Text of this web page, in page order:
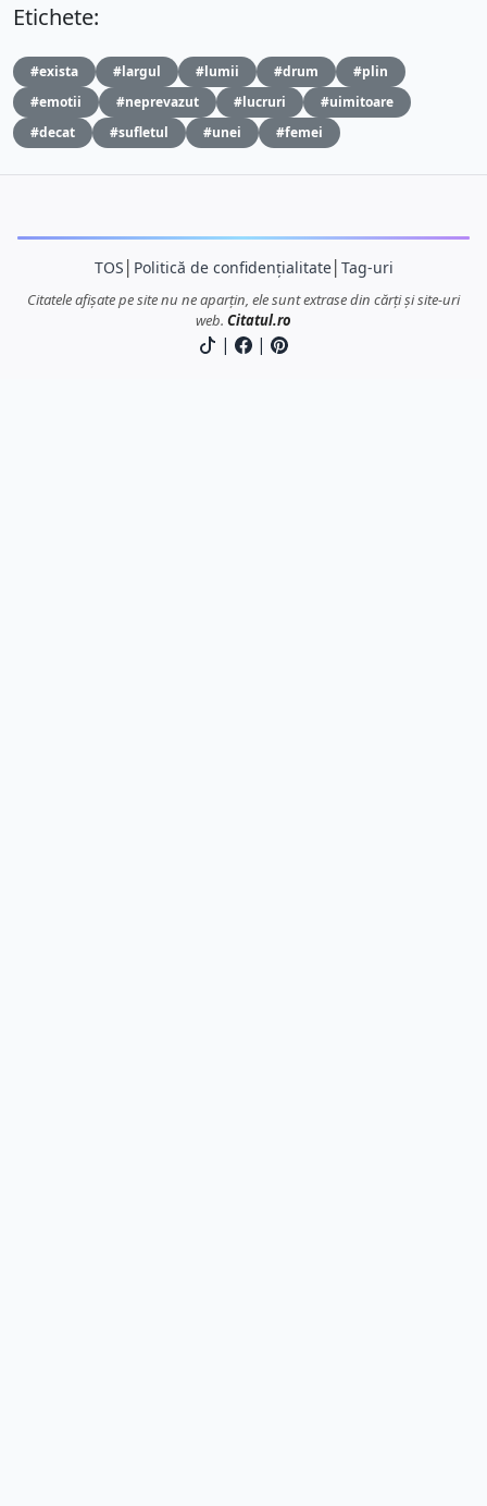
Etichete:
#exista #largul #lumii #drum
#plin
#emotii
#neprevazut #lucruri
#uimitoare
#decat
#sufletul #unei #femei
TOS Politică de confidențialitate│ Tag-uri
Citatele afișate pe site nu ne aparțin, ele sunt extrase din cărți și site-uri
web. Citatul.ro
| |